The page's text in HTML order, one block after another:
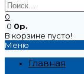
0
0 0р.
В корзине пусто!
Меню
Главная